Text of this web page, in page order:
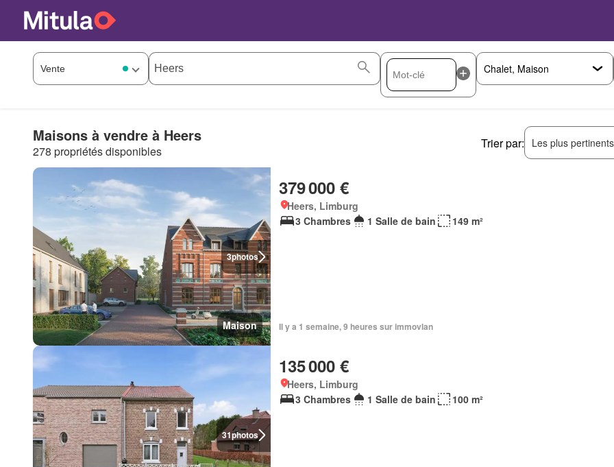
Maisons à vendre à Heers
278 propriétés disponibles
Trier par: Les plus
3photos
Maison
379 000 €
Heers, Limburg
3 Chambres
1 Salle de bain 149 m²
Il y a 1 semaine, 9 heures sur immovlan
31photos
135 000 €
Heers, Limburg
3 Chambres
1 Salle de bain 100 m²